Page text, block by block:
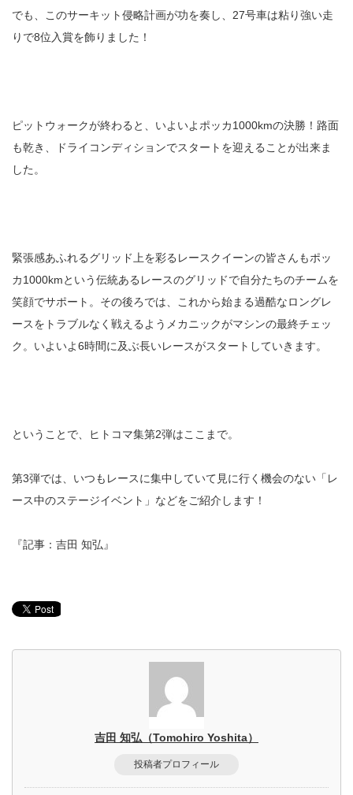
でも、このサーキット侵略計画が功を奏し、27号車は粘り強い走
りで8位入賞を飾りました！
ピットウォークが終わると、いよいよポッカ1000kmの決勝！路面
も乾き、ドライコンディションでスタートを迎えることが出来ま
した。
緊張感あふれるグリッド上を彩るレースクイーンの皆さんもポッ
カ1000kmという伝統あるレースのグリッドで自分たちのチームを
笑顔でサポート。その後ろでは、これから始まる過酷なロングレ
ースをトラブルなく戦えるようメカニックがマシンの最終チェッ
ク。いよいよ6時間に及ぶ長いレースがスタートしていきます。
ということで、ヒトコマ集第2弾はここまで。
第3弾では、いつもレースに集中していて見に行く機会のない「レ
ース中のステージイベント」などをご紹介します！
『記事：吉田 知弘』
吉田 知弘（Tomohiro Yoshita）
投稿者プロフィール